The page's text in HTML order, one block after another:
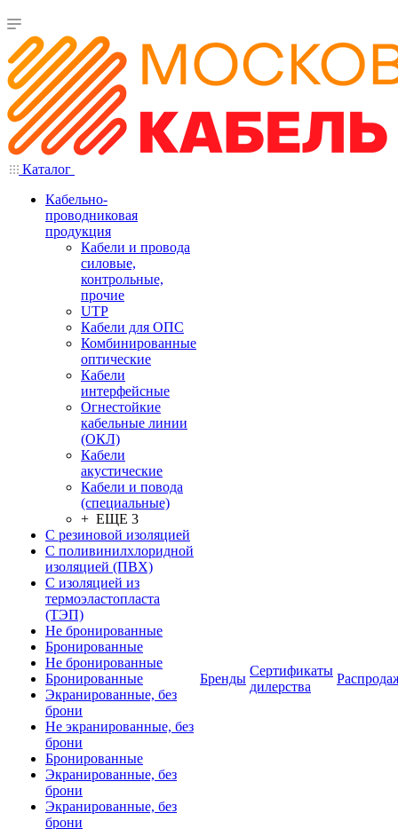
Каталог
Кабельно-
проводниковая
продукция
Кабели и провода
силовые,
контрольные,
прочие
UTP
Кабели для ОПС
Комбинированные
оптические
Кабели
интерфейсные
Огнестойкие
кабельные линии
(ОКЛ)
Кабели
акустические
Кабели и повода
(специальные)
+ ЕЩЕ 3
С резиновой изоляцией
С поливинилхлоридной
изоляцией (ПВХ)
С изоляцией из
термоэластопласта
(ТЭП)
Не бронированные
Бронированные
Не бронированные
Бронированные
Экранированные, без
брони
Не экранированные, без
брони
Бронированные
Экранированные, без
брони
Экранированные, без
брони
Бренды
Сертификаты
дилерства